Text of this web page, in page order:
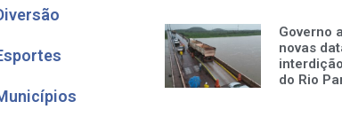
Governo
novas
do Rio